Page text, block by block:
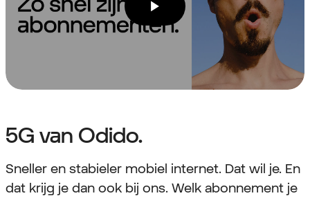
5G van Odido.
Sneller en stabieler mobiel internet. Dat wil je. En
dat krijg je dan ook bij ons. Welk abonnement je